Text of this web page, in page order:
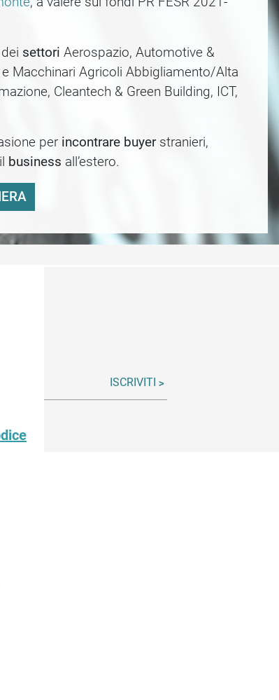
settori Aerospazio, Automotive &
Macchinari Agricoli Abbigliamento/Alta
Cleantech & Green Building, ICT,
per incontrare buyerstranieri,
business all’estero.
ISCRIVITI